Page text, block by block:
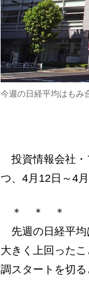
今週の日経平均はもみ
投資情報会社・
つ、4月12日～4
＊ ＊ ＊
先週の日経平均
大きく上回った
調スタートを切